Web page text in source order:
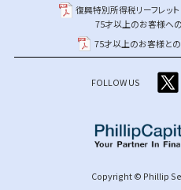
復興特別所得税リーフレット
75才以上のお客様へ
75才以上のお客様との
FOLLOW US
Copyright © Phillip